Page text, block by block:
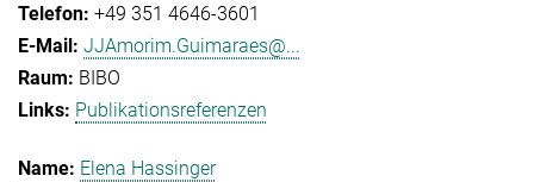
+49 351 4646-3601
JJAmorim.Guimaraes@...
BIBO
Publikationsreferenzen
Elena Hassinger